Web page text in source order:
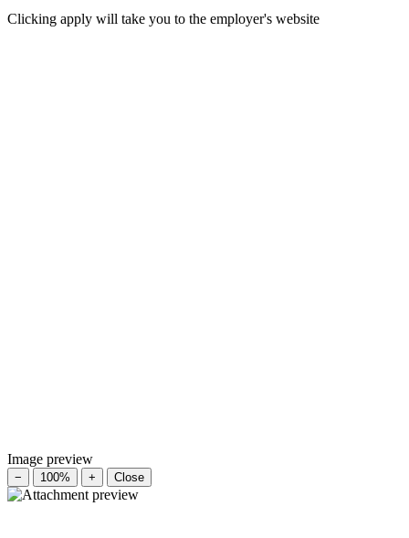
Clicking apply will take you to the employer's website
Image preview
− 100% + Close